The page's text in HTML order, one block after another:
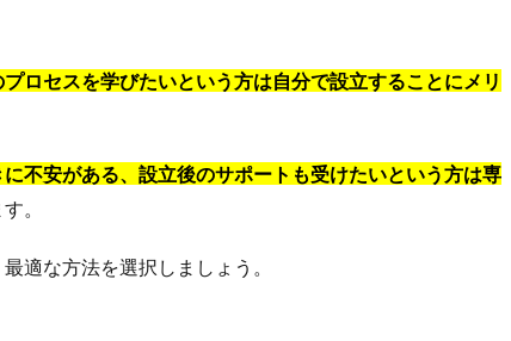
ロセスを学びたいという方は自分で設立することにメリ
不安がある、設立後のサポートも受けたいという方は専
。
適な方法を選択しましょう。